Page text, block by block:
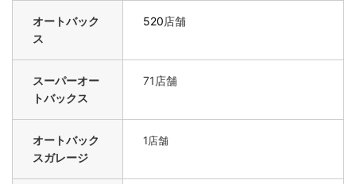
オートバック
ス
520店舗
スーパーオー
トバックス
71店舗
オートバック
スガレージ
1店舗